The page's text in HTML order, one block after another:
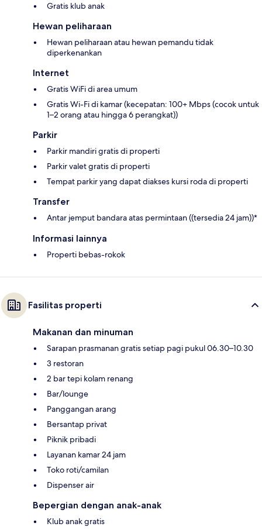
Gratis klub anak
Hewan peliharaan
Hewan peliharaan atau hewan pemandu tidak
diperkenankan
Internet
Gratis WiFi di area umum
Gratis Wi-Fi di kamar (kecepatan: 100+ Mbps (cocok untuk
1–2 orang atau hingga 6 perangkat))
Parkir
Parkir mandiri gratis di properti
Parkir valet gratis di properti
Tempat parkir yang dapat diakses kursi roda di properti
Transfer
Antar jemput bandara atas permintaan ((tersedia 24 jam))*
Informasi lainnya
Properti bebas-rokok
Fasilitas properti
Makanan dan minuman
Sarapan prasmanan gratis setiap pagi pukul 06.30–10.30
3 restoran
2 bar tepi kolam renang
Bar/lounge
Panggangan arang
Bersantap privat
Piknik pribadi
Layanan kamar 24 jam
Toko roti/camilan
Dispenser air
Bepergian dengan anak-anak
Klub anak gratis